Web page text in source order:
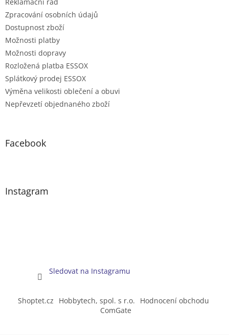
Zpracování osobních údajů
Dostupnost zboží
Možnosti platby
Možnosti dopravy
Rozložená platba ESSOX
Splátkový prodej ESSOX
Výměna velikosti oblečení a obuvi
Nepřevzetí objednaného zboží
Facebook
Instagram
Sledovat na Instagramu
Shoptet.cz Hobbytech, spol. s r.o.
Hodnocení obchodu
ComGate